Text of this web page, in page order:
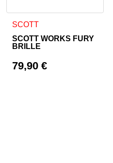
SCOTT
SCOTT WORKS FURY
BRILLE
79,90€